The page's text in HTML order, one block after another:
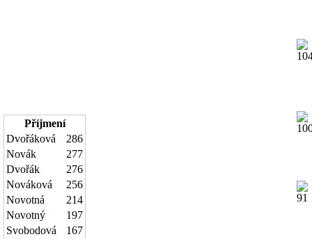
Příjmení
Dvořáková
286
Novák
277
Dvořák
276
Nováková
256
Novotná
214
Novotný
197
Svobodová
167